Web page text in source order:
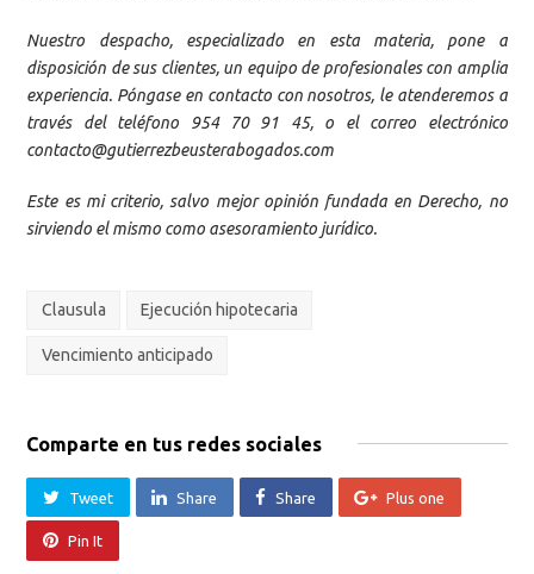
Nuestro despacho, especializado en esta materia, pone a
disposición de sus clientes, un equipo de profesionales con amplia
experiencia. Póngase en contacto con nosotros, le atenderemos a
través del teléfono 954 70 91 45, o el correo electrónico
contacto@gutierrezbeusterabogados.com
Este es mi criterio, salvo mejor opinión fundada en Derecho, no
sirviendo el mismo como asesoramiento jurídico.
Clausula Ejecución hipotecaria
Vencimiento anticipado
Comparte en tus redes sociales
Tweet Share Share Plus one
Pin It